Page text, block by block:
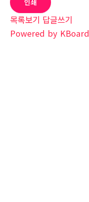
목록보기 답글쓰기
Powered by KBoard